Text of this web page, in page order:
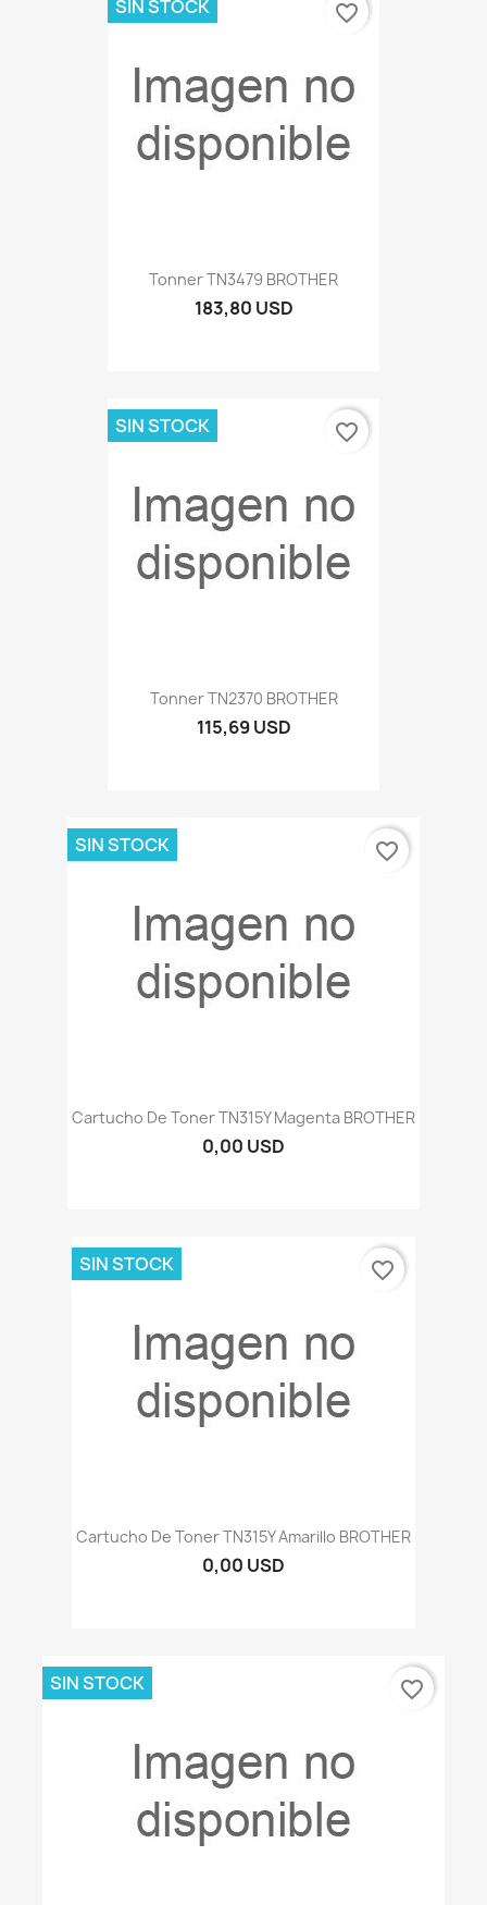
Tonner TN3479 BROTHER
183,80 USD
SIN STOCK favorite_border
Tonner TN2370 BROTHER
115,69 USD
SIN STOCK favorite_border
Cartucho De Toner TN315Y Magenta BROTHER
0,00 USD
SIN STOCK favorite_border
Cartucho De Toner TN315Y Amarillo BROTHER
0,00 USD
SIN STOCK favorite_border
SIN STOCK favorite_border